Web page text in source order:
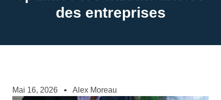
des entreprises
Mai 16, 2026 Alex Moreau